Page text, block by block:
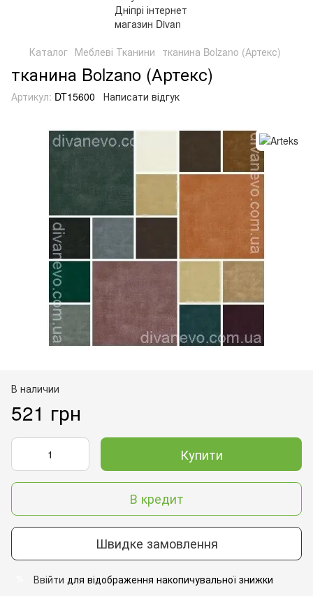
Каталог Меблеві Тканини тканина Bolzano (Артекс)
тканина Bolzano (Артекс)
Артикул: DT15600 Написати відгук
В наличии
521 грн
Купити
В кредит
Швидке замовлення
Ввійти для відображення накопичувальної знижки